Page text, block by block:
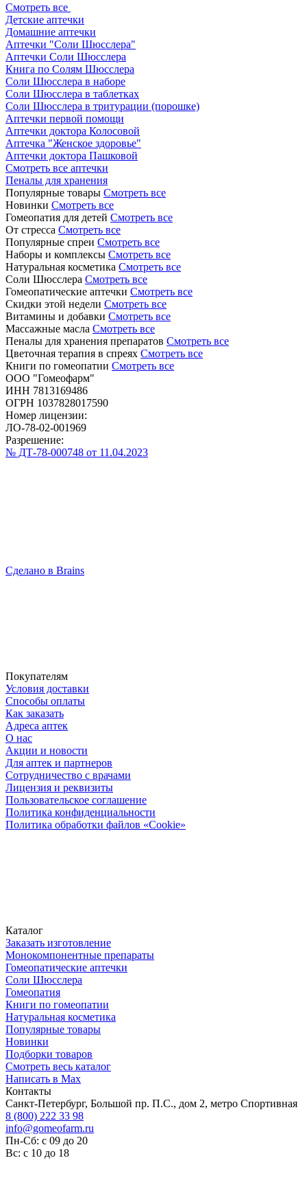
Смотреть все
Детские аптечки
Домашние аптечки
Аптечки "Соли Шюсслера"
Аптечки Соли Шюсслера
Книга по Солям Шюсслера
Соли Шюсслера в наборе
Соли Шюсслера в таблетках
Соли Шюсслера в тритурации (порошке)
Аптечки первой помощи
Аптечки доктора Колосовой
Аптечка "Женское здоровье"
Аптечки доктора Пашковой
Смотреть все аптечки
Пеналы для хранения
Популярные товары Смотреть все
Новинки Смотреть все
Гомеопатия для детей Смотреть все
От стресса Смотреть все
Популярные спреи Смотреть все
Наборы и комплексы Смотреть все
Натуральная косметика Смотреть все
Соли Шюсслера Смотреть все
Гомеопатические аптечки Смотреть все
Скидки этой недели Смотреть все
Витамины и добавки Смотреть все
Массажные масла Смотреть все
Пеналы для хранения препаратов Смотреть все
Цветочная терапия в спреях Смотреть все
Книги по гомеопатии Смотреть все
ООО "Гомеофарм"
ИНН 7813169486
ОГРН 1037828017590
Номер лицензии:
ЛО-78-02-001969
Разрешение:
№ ДТ-78-000748 от 11.04.2023
Сделано в Brains
Покупателям
Условия доставки
Способы оплаты
Как заказать
Адреса аптек
О нас
Акции и новости
Для аптек и партнеров
Сотрудничество с врачами
Лицензия и реквизиты
Пользовательское соглашение
Политика конфиденциальности
Политика обработки файлов «Cookie»
Каталог
Заказать изготовление
Монокомпонентные препараты
Гомеопатические аптечки
Соли Шюсслера
Гомеопатия
Книги по гомеопатии
Натуральная косметика
Популярные товары
Новинки
Подборки товаров
Смотреть весь каталог
Написать в Max
Контакты
Санкт-Петербург, Большой пр. П.С., дом 2, метро Спортивная
8 (800) 222 33 98
info@gomeofarm.ru
Пн-Сб: с 09 до 20
Вс: с 10 до 18